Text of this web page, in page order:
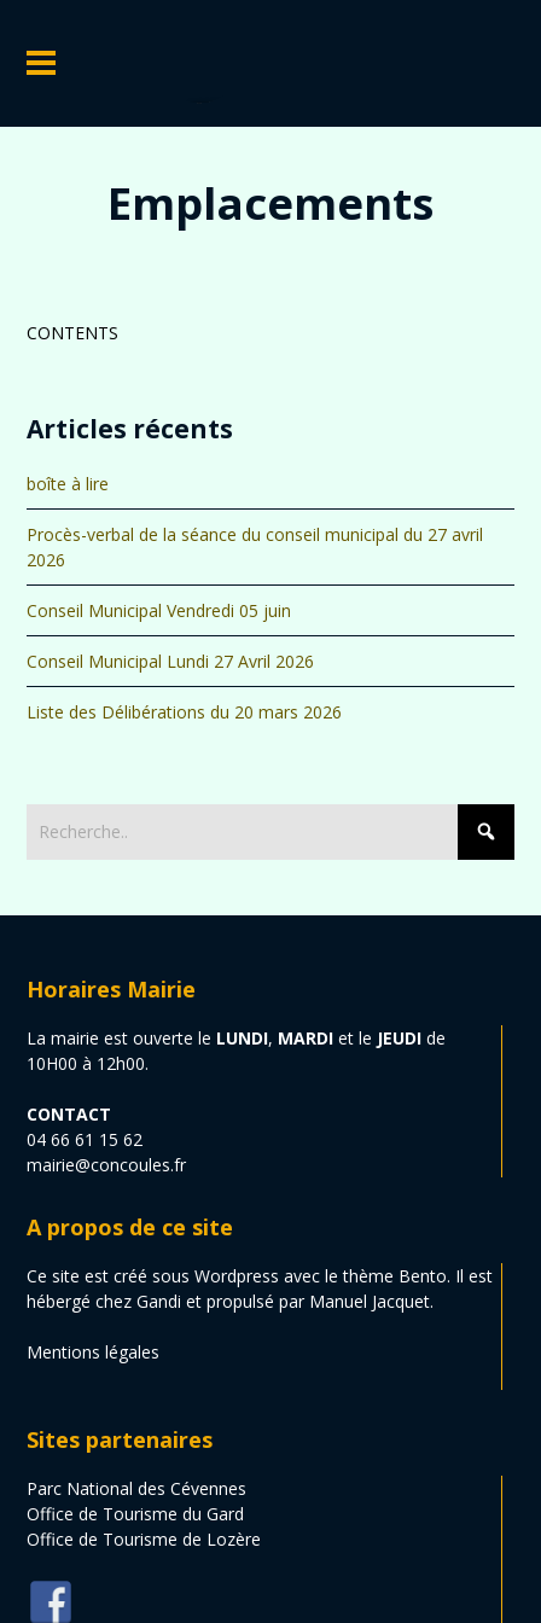
Emplacements
CONTENTS
Articles récents
boîte à lire
Procès-verbal de la séance du conseil municipal du 27 avril
2026
Conseil Municipal Vendredi 05 juin
Conseil Municipal Lundi 27 Avril 2026
Liste des Délibérations du 20 mars 2026
Horaires Mairie
La mairie est ouverte le LUNDI, MARDI et le JEUDI de
10H00 à 12h00.
CONTACT
04 66 61 15 62
mairie@concoules.fr
A propos de ce site
Ce site est créé sous Wordpress avec le thème Bento. Il est
hébergé chez Gandi et propulsé par Manuel Jacquet.
Mentions légales
Sites partenaires
Parc National des Cévennes
Office de Tourisme du Gard
Office de Tourisme de Lozère